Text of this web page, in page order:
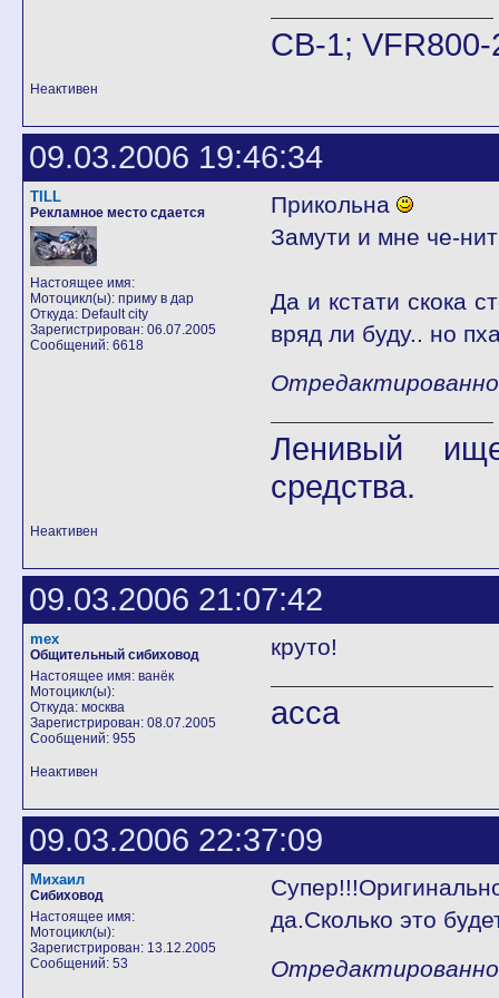
CB-1;
Неактивен
09.03.2006 19:46:34
TILL
Рекламное место сдается
Настоящее имя:
Мотоцикл(ы): приму в дар
Откуда: Default city
Зарегистрирован: 06.07.2005
Сообщений: 6618
Прикольна
Замути и мне че-
Да и кстати скока
вряд ли буду.. но
Ленивый
средства.
Неактивен
09.03.2006 21:07:42
mex
Общительный сибиховод
Настоящее имя: ванёк
Мотоцикл(ы):
Откуда: москва
Зарегистрирован: 08.07.2005
Сообщений: 955
круто!
асса
Неактивен
09.03.2006 22:37:09
Михаил
Сибиховод
Настоящее имя:
Мотоцикл(ы):
Зарегистрирован: 13.12.2005
Сообщений: 53
да.Сколько это